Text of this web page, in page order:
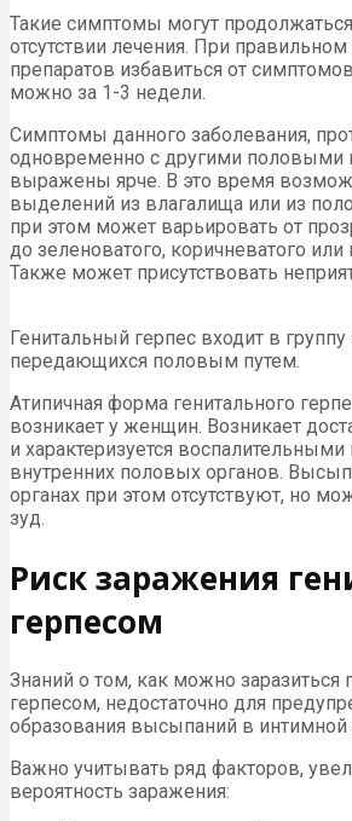
Такие симптомы могут
отсутствии лечения. При
препаратов избавиться от
можно за 1-3 недели.
Симптомы данного заболевания,
одновременно с другими половыми
выражены ярче. В это время
выделений из влагалища или из
при этом может варьировать от
до зеленоватого, коричневатого или
Также может присутствовать
Генитальный герпес входит в группу
передающихся половым путем.
Атипичная форма генитального
возникает у женщин. Возникает
и характеризуется
внутренних половых органов.
органах при этом отсутствуют, но
зуд.
Риск заражения
герпесом
Знаний о том, как можно заразиться
герпесом, недостаточно для
образования высыпаний в интимной
Важно учитывать ряд факторов,
вероятность заражения: